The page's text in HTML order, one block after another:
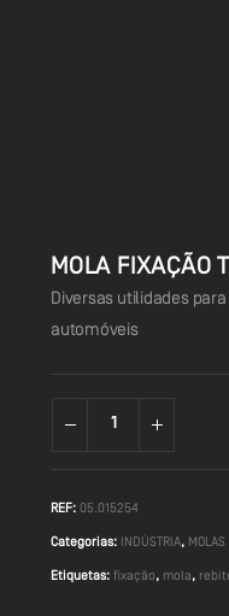
MOLA FIXAÇÃO
Diversas utilidades
automóveis
REF: 05.015254
Categorias: INDÚSTRIA,
Etiquetas: fixação , mola ,